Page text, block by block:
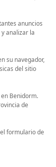
anuncios
analizar la
su navegador,
del sitio
Benidorm.
de
formulario de